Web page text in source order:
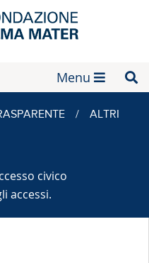
Menu
/
ALTRI
civico
accessi.